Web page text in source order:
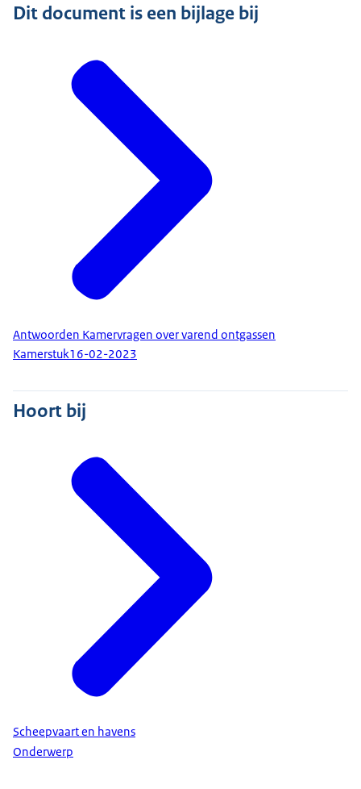
Dit document is een bijlage bij
Antwoorden Kamervragen over varend ontgassen
Kamerstuk16-02-2023
Hoort bij
Scheepvaart en havens
Onderwerp